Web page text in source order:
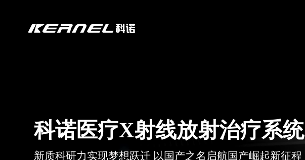
科诺医疗X射线放射治疗系统
新质科研力实现梦想跃迁 以国产之名启航国产崛起新征程